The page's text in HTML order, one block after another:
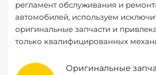
регламент обслуживания и
автомобилей, используем
оригинальные запчасти и
только квалифицированных
Оригинальные